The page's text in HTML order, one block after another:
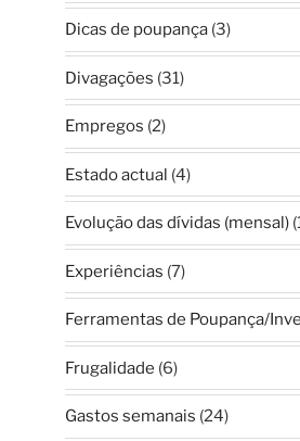
Dicas de poupança(3)
Divagações (31)
Empregos (2)
Estado actual (4)
Evolução das dívidas (mensal)
Experiências (7)
Ferramentas de Poupança/
Frugalidade (6)
Gastos semanais (24)